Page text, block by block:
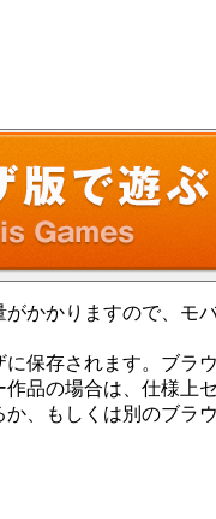
がかかりますので、
保存されます。ブラ
品の場合は、仕様上
、もしくは別のブラ